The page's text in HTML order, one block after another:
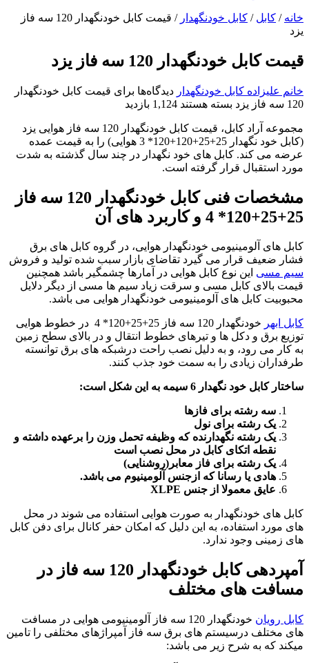
خانه / کابل / کابل خودنگهدار /
قیمت کابل خودنگهدار 120 سه فاز
یزد
قیمت کابل خودنگهدار 120 سه فاز یزد
خانم علیزاده کابل خودنگهدار دیدگاه‌ها برای قیمت کابل خودنگهدار
120 سه فاز یزد
بسته هستند 1,124 بازدید
مجموعه آراد کابل، قیمت کابل خودنگهدار 120 سه فاز هوایی یزد
(کابل خود نگهدار 25+25+120+120* 3 هوایی) را به قیمت عمده
عرضه می کند. کابل های خود نگهدار در چند سال گذشته به شدت
مورد استقبال قرار گرفته است.
مشخصات فنی کابل خودنگهدار 120 سه فاز
25+25+120* 4 و کاربرد های آن
کابل های آلومینیومی خودنگهدار هوایی، در گروه کابل های برق
فشار ضعیف قرار می گیرد تقاضای بازار سبب شده تولید و فروش
سیم مسی این نوع کابل هوایی در آمارها چشمگیر باشد همچنین
قیمت بالای کابل مسی و سرقت زیاد سیم ها مسی از دیگر دلایل
محبوبیت کابل های آلومینیومی خودنگهدار هوایی می باشد.
کابل ابهر
خودنگهدار 120 سه فاز 25+25+120* 4 در خطوط هوایی
توزیع برق و دکل ها و تیرهای خطوط انتقال و در بالای سطح زمین
به کار می رود، و به دلیل نصب راحت درشبکه های برق توانسته
طرفداران زیادی را به سمت خود جذب کنند.
ساختار کابل خود نگهدار 6 سیمه به این شکل است:
سه رشته برای فازها
یک رشته برای نول
یک رشته نگهدارنده که وظیفه تحمل وزن را برعهده داشته و
نقطه اتکای کابل در محل نصب است
یک رشته برای فاز معابر(روشنایی)
هادی یا رسانا که ازجنس آلومینیوم می باشد.
عایق معمولا از جنس XLPE
کابل های خودنگهدار به صورت هوایی استفاده می شوند در محل
های مورد استفاده، به این دلیل که امکان حفر کانال برای دفن کابل
های زمینی وجود ندارد.
آمپردهی کابل خودنگهدار 120 سه فاز در
مسافت های مختلف
کابل رویان
خودنگهدار 120 سه فاز آلومینیومی هوایی در مسافت
های مختلف درسیستم های برق سه فاز آمپراژهای مختلفی را تامین
میکند که به شرح زیر می باشد: